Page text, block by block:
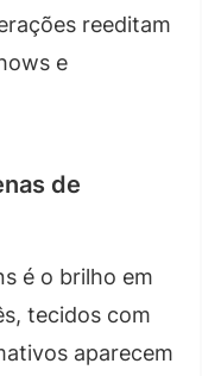
reeditam
e
de
é o brilho em
tecidos com
aparecem